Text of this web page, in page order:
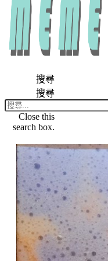
搜尋
搜尋
Close this
search box.